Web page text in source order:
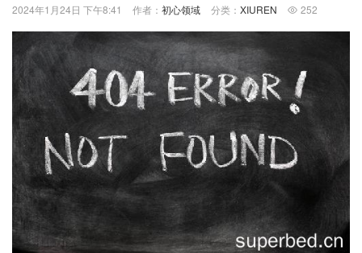
2024年1月24日 下午8:41 作者： 初心领域 分类： XIUREN  252